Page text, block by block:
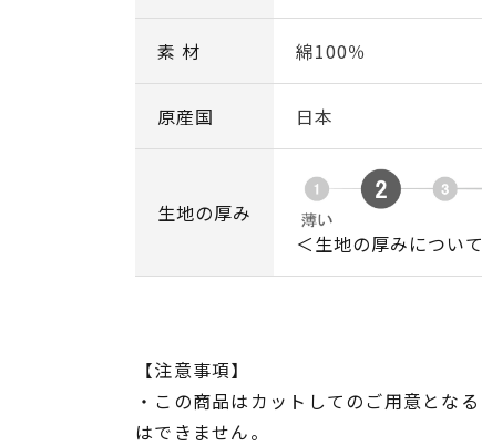
素 材 綿100％
原産国 日本
生地の厚み
＜生地の厚みについ
【注意事項】
・この商品はカットしてのご用意とな
はできません。